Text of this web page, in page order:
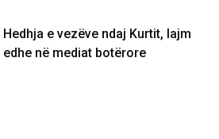
Hedhja e vezëve ndaj Kurtit, lajm
edhe në mediat botërore